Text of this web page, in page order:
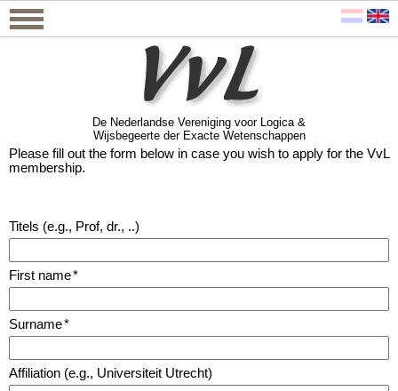
De Nederlandse Vereniging voor Logica &
Wijsbegeerte der Exacte Wetenschappen
De Nederlandse Vereniging voor Logica &
Wijsbegeerte der Exacte Wetenschappen
Please fill out the form below in case you wish to apply for the VvL
membership.
Titels (e.g., Prof, dr., ..)
First name*
Surname*
Affiliation (e.g., Universiteit Utrecht)